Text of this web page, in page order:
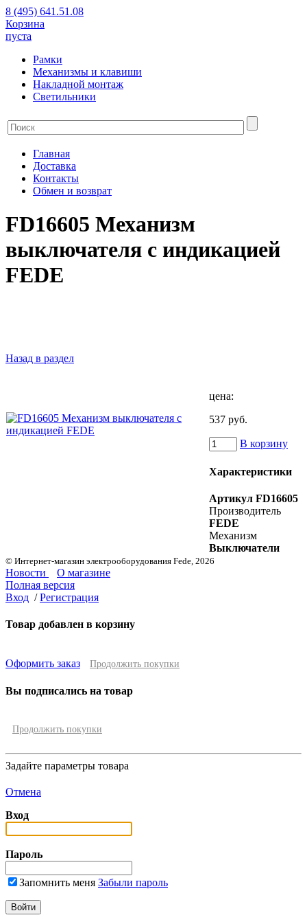
8 (495) 641.51.08
Корзина
пуста
Рамки
Механизмы и клавиши
Накладной монтаж
Светильники
Главная
Доставка
Контакты
Обмен и возврат
FD16605 Механизм
выключателя с индикацией
FEDE
Назад в раздел
цена:
537 руб.
В корзину
Характеристики
Артикул FD16605
Производитель
FEDE
Механизм
Выключатели
© Интернет-магазин электрооборудования Fede, 2026
Новости
О магазине
Полная версия
Вход / Регистрация
Товар добавлен в корзину
Оформить заказ Продолжить покупки
Вы подписались на товар
Продолжить покупки
Задайте параметры товара
Отмена
Вход
Пароль
Запомнить меня Забыли пароль